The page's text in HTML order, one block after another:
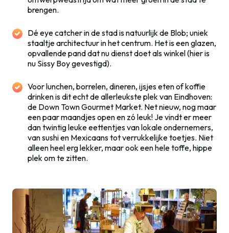
brengen.
Dé eye catcher in de stad is natuurlijk de Blob; uniek
staaltje architectuur in het centrum. Het is een glazen,
opvallende pand dat nu dienst doet als winkel (hier is
nu Sissy Boy gevestigd).
Voor lunchen, borrelen, dineren, ijsjes eten of koffie
drinken is dit echt de allerleukste plek van Eindhoven:
de Down Town Gourmet Market. Net nieuw, nog maar
een paar maandjes open en zó leuk! Je vindt er meer
dan twintig leuke eettentjes van lokale ondernemers,
van sushi en Mexicaans tot verrukkelijke toetjes. Niet
alleen heel erg lekker, maar ook een hele toffe, hippe
plek om te zitten.